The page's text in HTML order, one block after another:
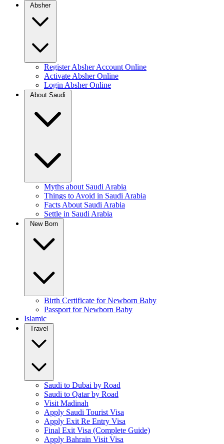
Absher
Register Absher Account Online
Activate Absher Online
Login Absher Online
Myths about Saudi Arabia
Things to Avoid in Saudi Arabia
Facts About Saudi Arabia
Settle in Saudi Arabia
Birth Certificate for Newborn Baby
Passport for Newborn Baby
Islamic
Saudi to Dubai by Road
Saudi to Qatar by Road
Visit Madinah
Apply Saudi Tourist Visa
Apply Exit Re Entry Visa
Final Exit Visa (Complete Guide)
Apply Bahrain Visit Visa